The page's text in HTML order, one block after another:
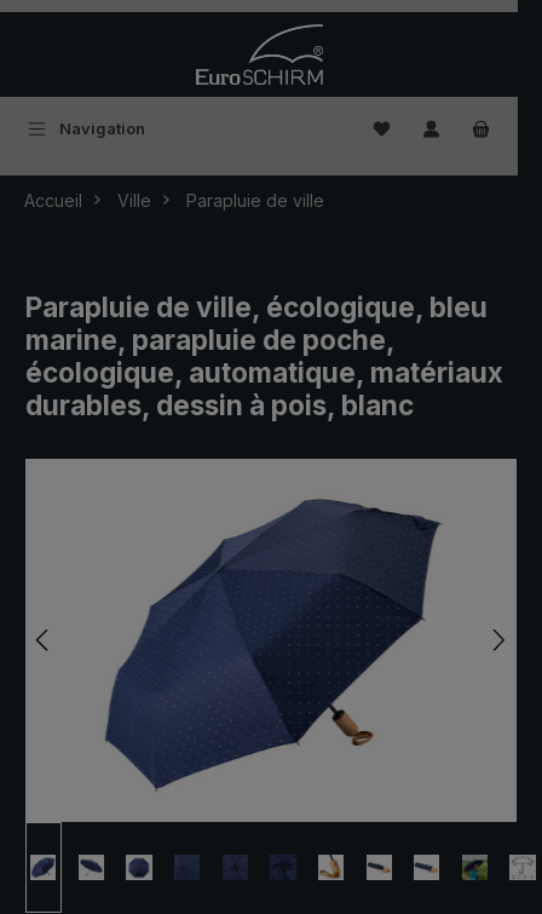
Navigation Vous avez 0
Accueil Ville Parapluie de ville
Parapluie de ville, écologique, bleu
marine, parapluie de poche,
écologique, automatique, matériaux
durables, dessin à pois, blanc